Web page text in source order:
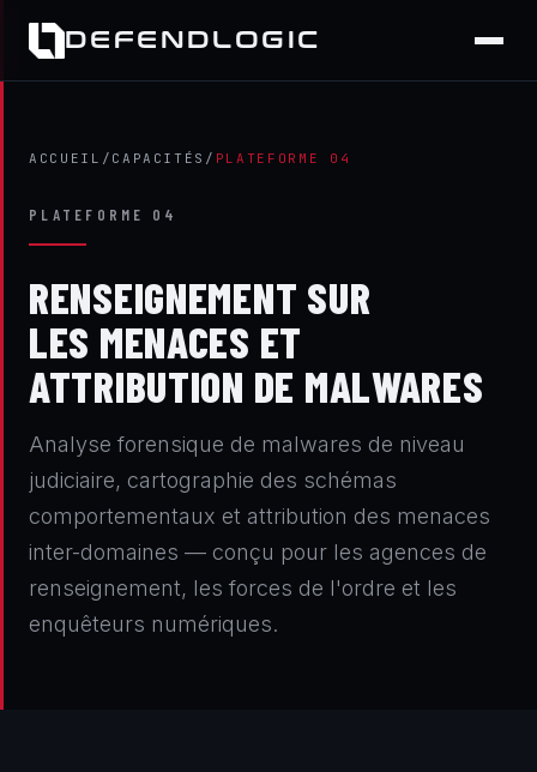
DEFENDLOGIC
ACCUEIL / CAPACITÉS / PLATEFORME 04
PLATEFORME 04
RENSEIGNEMENT SUR
LES MENACES ET
ATTRIBUTION DE MALWARES
Analyse forensique de malwares de niveau
judiciaire, cartographie des schémas
comportementaux et attribution des menaces
inter-domaines — conçu pour les agences de
renseignement, les forces de l'ordre et les
enquêteurs numériques.